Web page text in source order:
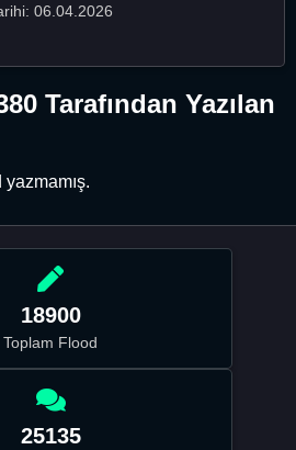
06.04.2026
Tarafından Yazılan
yazmamış.
18900
Toplam Flood
25135